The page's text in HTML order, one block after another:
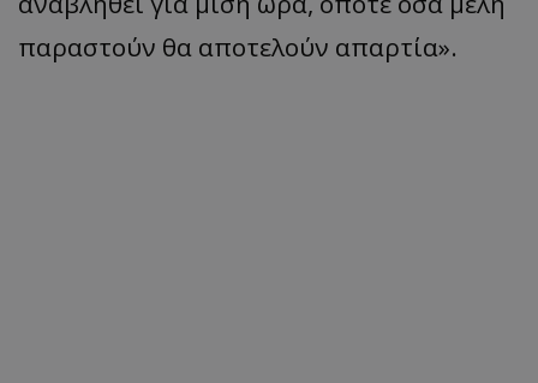
παραστούν θα αποτελούν απαρτία».